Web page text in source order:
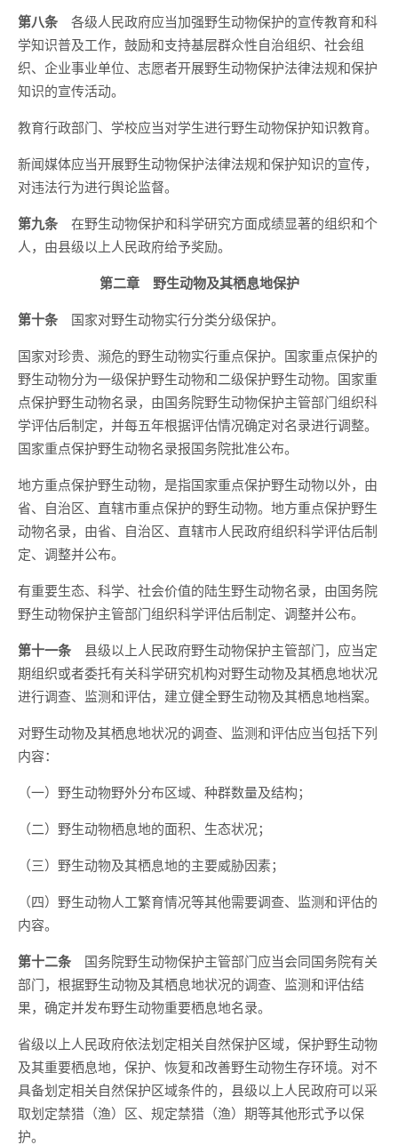
第八条 各级人民政府应当加强野生动物保护的宣传教育和科
学知识普及工作，鼓励和支持基层群众性自治组织、社会组
织、企业事业单位、志愿者开展野生动物保护法律法规和保护
知识的宣传活动。
教育行政部门、学校应当对学生进行野生动物保护知识教育。
新闻媒体应当开展野生动物保护法律法规和保护知识的宣传，
对违法行为进行舆论监督。
第九条 在野生动物保护和科学研究方面成绩显著的组织和个
人，由县级以上人民政府给予奖励。
第二章 野生动物及其栖息地保护
第十条 国家对野生动物实行分类分级保护。
国家对珍贵、濒危的野生动物实行重点保护。国家重点保护的
野生动物分为一级保护野生动物和二级保护野生动物。国家重
点保护野生动物名录，由国务院野生动物保护主管部门组织科
学评估后制定，并每五年根据评估情况确定对名录进行调整。
国家重点保护野生动物名录报国务院批准公布。
地方重点保护野生动物，是指国家重点保护野生动物以外，由
省、自治区、直辖市重点保护的野生动物。地方重点保护野生
动物名录，由省、自治区、直辖市人民政府组织科学评估后制
定、调整并公布。
有重要生态、科学、社会价值的陆生野生动物名录，由国务院
野生动物保护主管部门组织科学评估后制定、调整并公布。
第十一条 县级以上人民政府野生动物保护主管部门，应当定
期组织或者委托有关科学研究机构对野生动物及其栖息地状况
进行调查、监测和评估，建立健全野生动物及其栖息地档案。
对野生动物及其栖息地状况的调查、监测和评估应当包括下列
内容：
（一）野生动物野外分布区域、种群数量及结构；
（二）野生动物栖息地的面积、生态状况；
（三）野生动物及其栖息地的主要威胁因素；
（四）野生动物人工繁育情况等其他需要调查、监测和评估的
内容。
第十二条 国务院野生动物保护主管部门应当会同国务院有关
部门，根据野生动物及其栖息地状况的调查、监测和评估结
果，确定并发布野生动物重要栖息地名录。
省级以上人民政府依法划定相关自然保护区域，保护野生动物
及其重要栖息地，保护、恢复和改善野生动物生存环境。对不
具备划定相关自然保护区域条件的，县级以上人民政府可以采
取划定禁猎（渔）区、规定禁猎（渔）期等其他形式予以保
护。